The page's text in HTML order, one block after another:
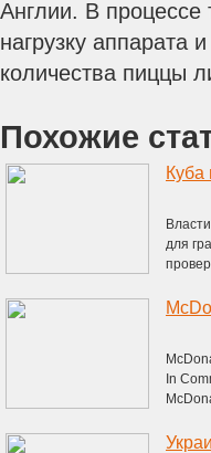
Англии. В процессе
нагрузку аппарата
количества пиццы
Похожие
Куба
для
In